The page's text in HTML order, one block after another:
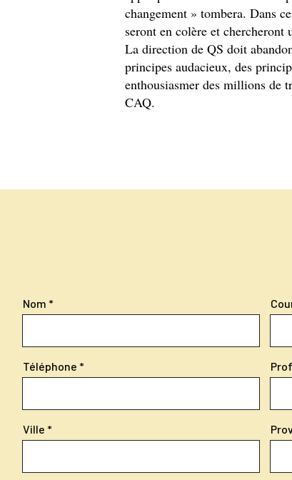
changement » tombera. Dans
seront en colère et
La direction de QS doit
principes audacieux, des
enthousiasmer des millions de
CAQ.
Nom
Téléphone
Ville